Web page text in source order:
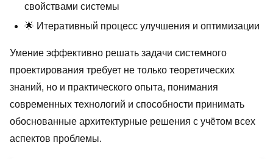
свойствами системы
🌟 Итеративный процесс улучшения и оптимизации
Умение эффективно решать задачи системного
проектирования требует не только теоретических
знаний, но и практического опыта, понимания
современных технологий и способности принимать
обоснованные архитектурные решения с учётом всех
аспектов проблемы.